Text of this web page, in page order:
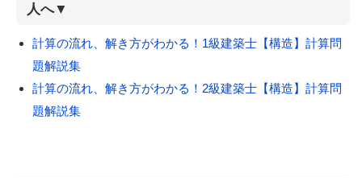
人へ▼
計算の流れ、解き方がわかる！1級建築士【構造】計算問
題解説集
計算の流れ、解き方がわかる！2級建築士【構造】計算問
題解説集